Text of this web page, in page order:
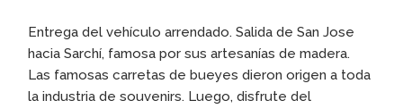
Entrega del vehículo arrendado. Salida de San Jose
hacia Sarchí, famosa por sus artesanías de madera.
Las famosas carretas de bueyes dieron origen a toda
la industria de souvenirs. Luego, disfrute del